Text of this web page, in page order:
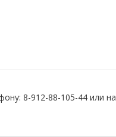
8-912-88-105-44 или на